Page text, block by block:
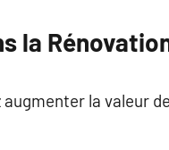
la
augmenter la valeur